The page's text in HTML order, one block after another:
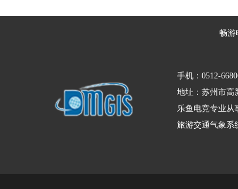
畅游
手机：0512-
地址：苏州市高
乐鱼电竞专业从
旅游交通气象系